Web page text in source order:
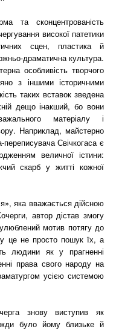
та сконцентрованість
високої патетики
сцен, пластика й
драматична культура.
особливість творчого
з іншими історичними
таких вставок зведена
дещо інакший, бо вони
матеріалу і
Наприклад, майстерно
Свічкогаса є
величної істини:
скарб у житті кожної
яка вважається дійсною
автор дістав змогу
мотив потягу до
це не просто пошук їх, а
людини як у прагненні
права свого народу на
усією системою
знову виступив як
було йому близьке й